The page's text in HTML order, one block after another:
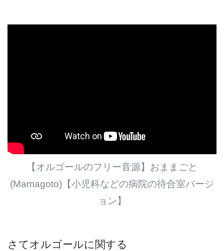
【オルゴールのフリー音源】おままごと
(Mamagoto)【小児科などの病院の待合室バージ
ョン】
さてオルゴールに関する